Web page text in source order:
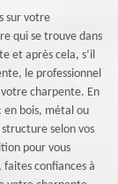
sur votre
qui se trouve dans
et après cela, s’il
le professionnel
charpente. En
en bois, métal ou
selon vos
pour vous
faites confiances à